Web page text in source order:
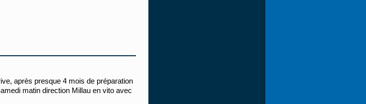
après presque 4 mois de préparation
matin direction Millau en vito avec